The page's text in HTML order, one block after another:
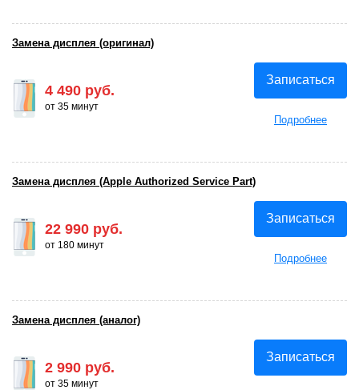
4 490 руб.
от 35 минут
Записаться
Подробнее
Замена дисплея (оригинал)
22 990 руб.
от 180 минут
Записаться
Подробнее
Замена дисплея (Apple Authorized Service Part)
2 990 руб.
от 35 минут
Записаться
Замена дисплея (аналог)